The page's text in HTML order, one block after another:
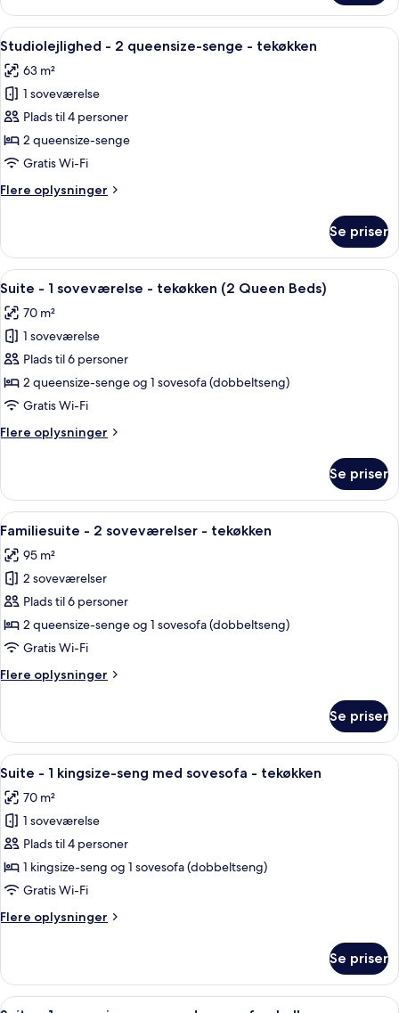
Queen
Bed)
-
soveværelse
tekøkken
(One
Queen
Bed)
Indlæs
alle
billeder
af
Studiolejlighed
-
2
senge
Et hotelværelse med et fladskærms-
9
Studiolejlighed - 2 queensize-senge - tekøkken
63 m²
1 soveværelse
Plads til 4 personer
2 queensize-senge
Gratis Wi-Fi
Flere oplysninger
Flere
-
queensize-
tekøkken
Se priser
Indlæs
alle
billeder
af
Suite
-
1
-
Queen
Beds)
Et hotelværelse med to senge, et
11
Suite - 1 soveværelse - tekøkken (2 Queen Beds)
70 m²
1 soveværelse
Plads til 6 personer
2 queensize-senge og 1 sovesofa (dobbeltseng)
Gratis Wi-Fi
Flere oplysninger
Flere
-
soveværelse
tekøkken
(2
Queen
Beds)
Se priser
Indlæs
alle
billeder
af
Familiesuite
-
2
-
Et hotelværelse med en stor seng,
19
Familiesuite - 2 soveværelser - tekøkken
95 m²
2 soveværelser
Plads til 6 personer
2 queensize-senge og 1 sovesofa (dobbeltseng)
Gratis Wi-Fi
Flere oplysninger
Flere
-
soveværelser
tekøkken
Se priser
Indlæs
alle
billeder
af
Suite
-
1
seng
En pænt redt seng med et
14
Suite - 1 kingsize-seng med sovesofa - tekøkken
70 m²
1 soveværelse
Plads til 4 personer
1 kingsize-seng og 1 sovesofa (dobbeltseng)
Gratis Wi-Fi
Flere oplysninger
Flere
-
Se priser
Indlæs Et hotelværelse med en stor seng,